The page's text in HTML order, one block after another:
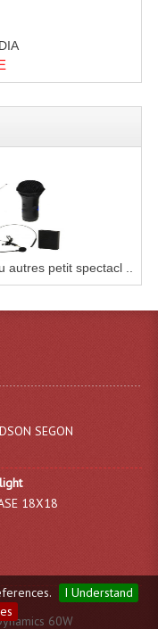
I Understand
petit spectacl ..
SEGON
18X18
60W